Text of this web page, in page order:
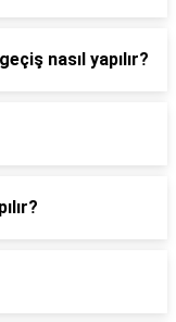
nasıl yapılır?